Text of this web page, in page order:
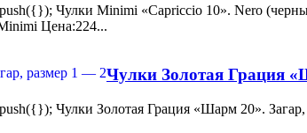
Чулки Minimi «Capriccio 10». Nero
Цена:224...
Чулки Золотая Грация
Чулки Золотая Грация «Шарм 20».